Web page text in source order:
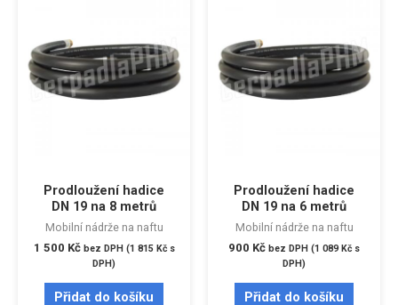
Prodloužení hadice
DN 19 na 8 metrů
Mobilní nádrže na naftu
1 500 Kč bez DPH (1 815 Kčs
DPH)
Přidat do košíku
Prodloužení hadice
DN 19 na 6 metrů
Mobilní nádrže na naftu
900 Kč bez DPH (1 089 Kč s
DPH)
Přidat do košíku